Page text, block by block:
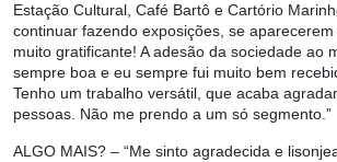
Estação Cultural, Café Bartô e Cartório
continuar fazendo exposições, se
muito gratificante! A adesão da sociedade ao
sempre boa e eu sempre fui muito bem
Tenho um trabalho versátil, que acaba
pessoas. Não me prendo a um só segmento.”
ALGO MAIS? – “Me sinto agradecida e